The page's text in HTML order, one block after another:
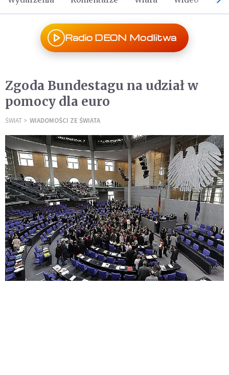
Radio DEON Modlitwa
Zgoda Bundestagu na udział w
pomocy dla euro
ŚWIAT WIADOMOŚCI ZE ŚWIATA